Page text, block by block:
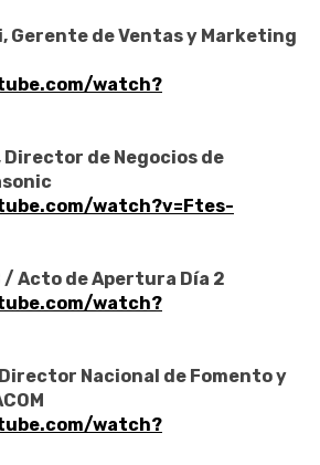
Gerente de Ventas y Marketing
watch?
de Negocios de
watch?v=Ftes-
/ Acto de Apertura Día 2
watch?
Nacional de Fomento y
watch?